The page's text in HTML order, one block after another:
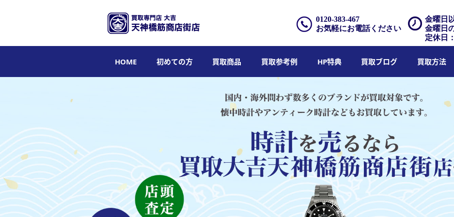
金曜日
金曜日
定休日
0120-383-467
お気軽にお電話ください
HOME 初めての方 買取商品 買取参考例 HP特典 買取ブログ 買取方法